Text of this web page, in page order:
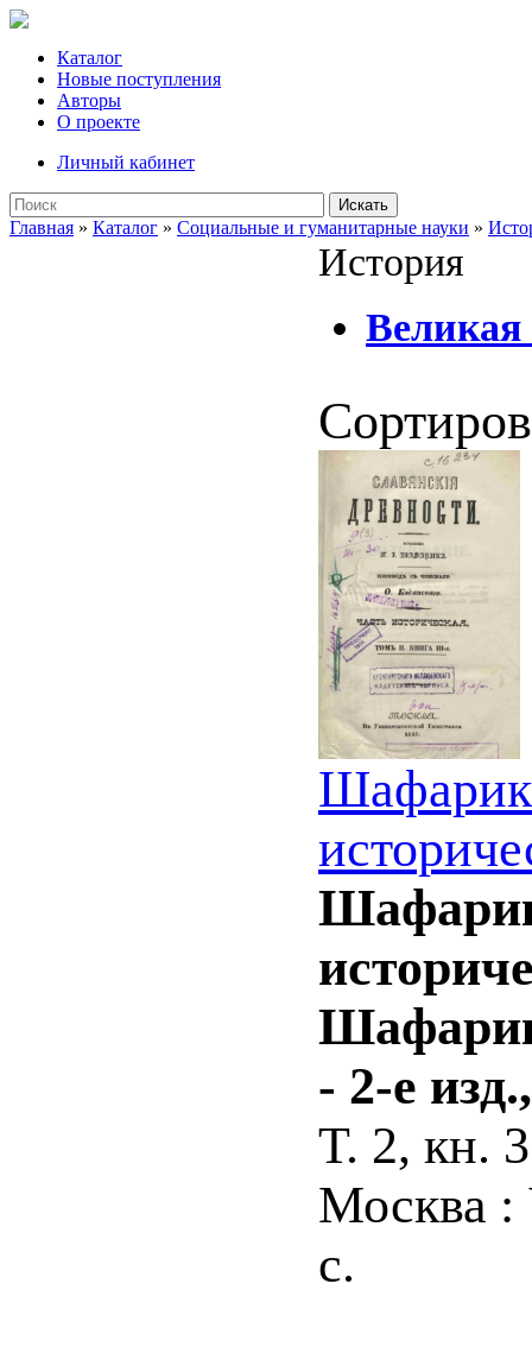
Каталог
Новые поступления
Авторы
О проекте
Личный кабинет
Искать
Главная » Каталог » Социальные и гуманитарные науки »
История
Великая
Шафарик
- 2-е
Т. 2, кн.
Москва :
с.